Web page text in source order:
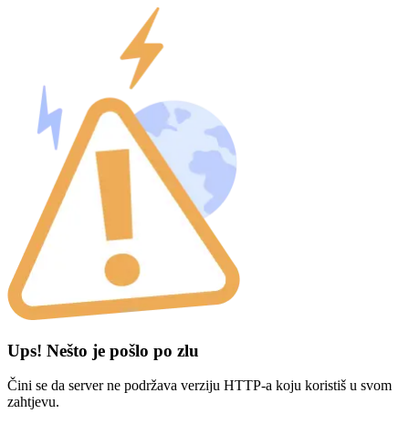
Ups! Nešto je pošlo po zlu
Čini se da server ne podržava verziju HTTP-a koju koristiš u svom
zahtjevu.